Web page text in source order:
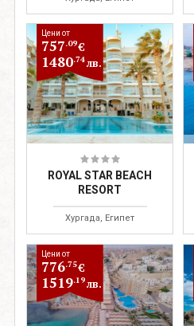
Цени от
757.09€
1480.74лв.
ROYAL STAR BEACH
RESORT
Хургада, Египет
Цени от
776.75€
1519.19лв.